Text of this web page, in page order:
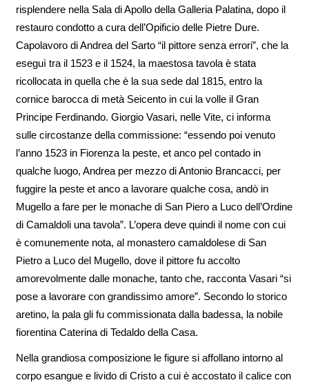
risplendere nella Sala di Apollo della Galleria Palatina, dopo il
restauro condotto a cura dell’Opificio delle Pietre Dure.
Capolavoro di Andrea del Sarto “il pittore senza errori”, che la
eseguì tra il 1523 e il 1524, la maestosa tavola è stata
ricollocata in quella che è la sua sede dal 1815, entro la
cornice barocca di metà Seicento in cui la volle il Gran
Principe Ferdinando. Giorgio Vasari, nelle Vite, ci informa
sulle circostanze della commissione: “essendo poi venuto
l’anno 1523 in Fiorenza la peste, et anco pel contado in
qualche luogo, Andrea per mezzo di Antonio Brancacci, per
fuggire la peste et anco a lavorare qualche cosa, andò in
Mugello a fare per le monache di San Piero a Luco dell’Ordine
di Camaldoli una tavola”. L’opera deve quindi il nome con cui
è comunemente nota, al monastero camaldolese di San
Pietro a Luco del Mugello, dove il pittore fu accolto
amorevolmente dalle monache, tanto che, racconta Vasari “si
pose a lavorare con grandissimo amore”. Secondo lo storico
aretino, la pala gli fu commissionata dalla badessa, la nobile
fiorentina Caterina di Tedaldo della Casa.
Nella grandiosa composizione le figure si affollano intorno al
corpo esangue e livido di Cristo a cui è accostato il calice con